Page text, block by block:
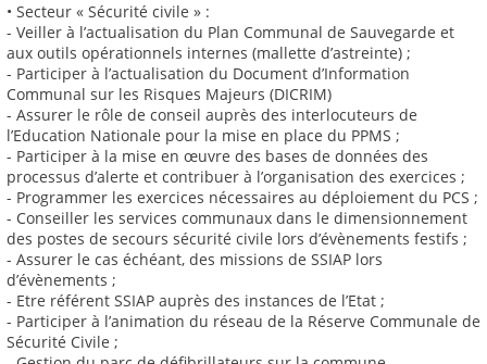
• Secteur « Sécurité civile » :
- Veiller à l’actualisation du Plan Communal de Sauvegarde et
aux outils opérationnels internes (mallette d’astreinte) ;
- Participer à l’actualisation du Document d’Information
Communal sur les Risques Majeurs (DICRIM)
- Assurer le rôle de conseil auprès des interlocuteurs de
l’Education Nationale pour la mise en place du PPMS ;
- Participer à la mise en œuvre des bases de données des
processus d’alerte et contribuer à l’organisation des exercices ;
- Programmer les exercices nécessaires au déploiement du PCS ;
- Conseiller les services communaux dans le dimensionnement
des postes de secours sécurité civile lors d’évènements festifs ;
- Assurer le cas échéant, des missions de SSIAP lors
d’évènements ;
- Etre référent SSIAP auprès des instances de l’Etat ;
- Participer à l’animation du réseau de la Réserve Communale de
Sécurité Civile ;